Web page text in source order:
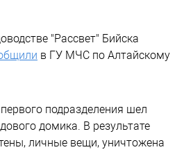
"Рассвет" Бийска
в ГУ МЧС по Алтайскому
подразделения шел
домика. В результате
личные вещи, уничтожена